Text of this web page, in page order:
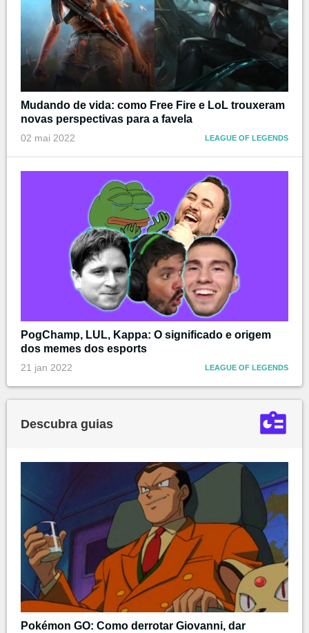
Mudando de vida: como Free Fire e LoL trouxeram
novas perspectivas para a favela
02 mai 2022 LEAGUE OF LEGENDS
PogChamp, LUL, Kappa: O significado e origem
dos memes dos esports
21 jan 2022 LEAGUE OF LEGENDS
Descubra guias
Pokémon GO: Como derrotar Giovanni, dar